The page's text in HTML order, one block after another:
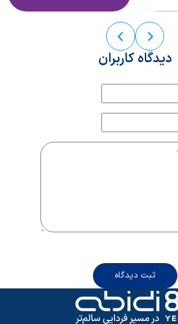
دیدگاه کاربران
ثبت دیدگاه